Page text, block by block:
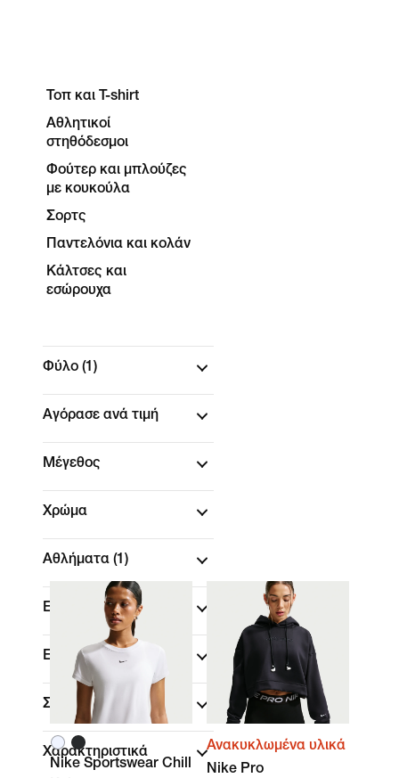
Τοπ και T-shirt
Αθλητικοί
στηθόδεσμοι
Φούτερ και μπλούζες
με κουκούλα
Σορτς
Παντελόνια και κολάν
Κάλτσες και
εσώρουχα
Φύλο (1)
Αγόρασε ανά τιμή
Μέγεθος
Χρώμα
Αθλήματα (1)
Επωνυμία
Εφαρμογή
Συλλογές
Χαρακτηριστικά
Nike Sportswear Chill
Ανακυκλωμένα υλικά
Nike Pro